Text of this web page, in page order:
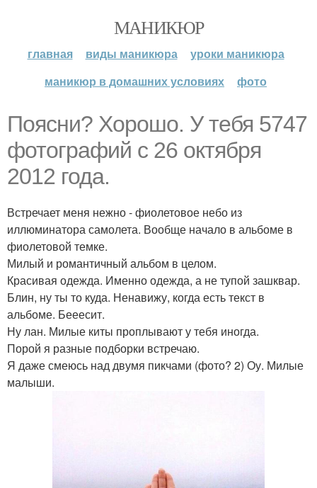
МАНИКЮР
главная виды маникюра
уроки маникюра
маникюр в домашних условиях
фото
Поясни? Хорошо. У тебя 5747
фотографий с 26 октября
2012 года.
Встречает меня нежно - фиолетовое небо из
иллюминатора самолета. Вообще начало в альбоме в
фиолетовой темке.
Милый и романтичный альбом в целом.
Красивая одежда. Именно одежда, а не тупой зашквар.
Блин, ну ты то куда. Ненавижу, когда есть текст в
альбоме. Бееесит.
Ну лан. Милые киты проплывают у тебя иногда.
Порой я разные подборки встречаю.
Я даже смеюсь над двумя пикчами (фото? 2) Оу. Милые
малыши.